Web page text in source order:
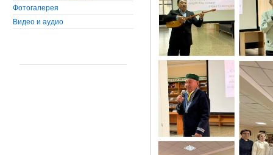
Фотогалерея
Видео и аудио